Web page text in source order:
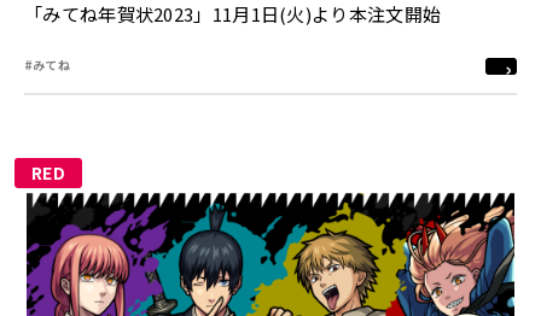
「みてね年賀状2023」11月1日(火)より本注文開始
#みてね
RED